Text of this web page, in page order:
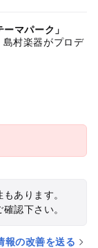
マパーク」
島村楽器がプロデ
あります。
認下さい。
報の改善を送る